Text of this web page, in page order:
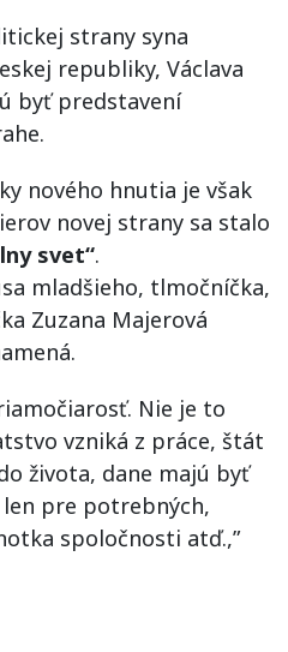
strany syna
republiky, Václava
byť predstavení
.
nového hnutia je však
novej strany sa stalo
svet“.
mladšieho, tlmočníčka,
Zuzana Majerová
.
. Nie je to
vzniká z práce, štát
života, dane majú byť
len pre potrebných,
spoločnosti atď.,”